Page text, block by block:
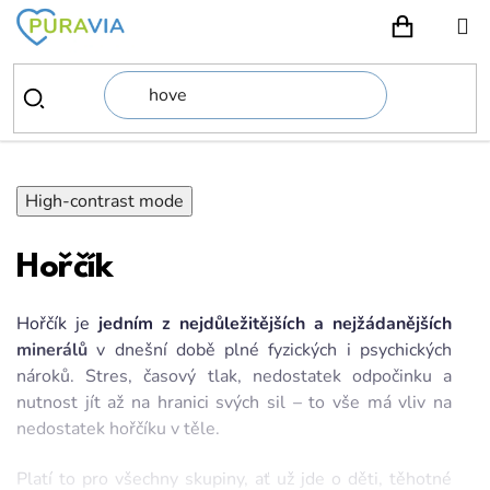
Přejít
obsah
High-contrast mode
Hořčík
Hořčík je jedním z nejdůležitějších a nejžádanějších
minerálů v dnešní době plné fyzických i psychických
nároků. Stres, časový tlak, nedostatek odpočinku a
nutnost jít až na hranici svých sil – to vše má vliv na
nedostatek hořčíku v těle.
Platí to pro všechny skupiny, ať už jde o děti, těhotné